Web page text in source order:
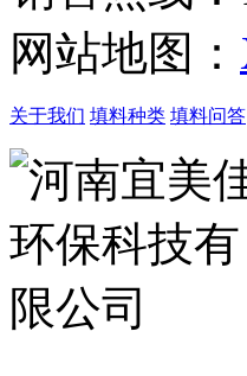
网站地图：
关于我们 填料种类 填料问答